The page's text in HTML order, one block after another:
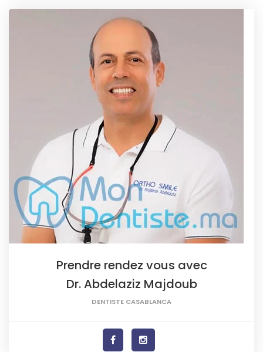
Prendre rendez vous avec
Dr. Abdelaziz Majdoub
DENTISTE CASABLANCA